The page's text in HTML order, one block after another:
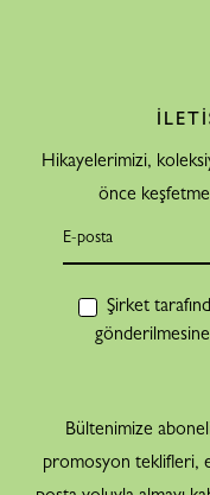
Hikayelerimizi,
önce
Şirket
gönderilmesine
Bültenimize
promosyon teklifleri,